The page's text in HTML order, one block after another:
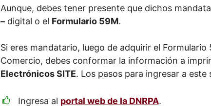
Aunque, debes tener presente que dichos
–digital o el Formulario 59M.
Si eres mandatario, luego de adquirir el
Comercio, debes conformar la información a
Electrónicos SITE. Los pasos para ingresar a
Ingresa al portal web de la DNRPA.